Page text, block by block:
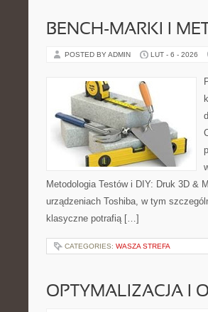
BENCH-MARKI I
POSTED BY ADMIN LUT - 6 - 2026
Metodologia Testów i DIY: Druk 3D &
urządzeniach Toshiba, w tym
klasyczne potrafią […]
CATEGORIES: WASZA STREFA
OPTYMALIZACJA I